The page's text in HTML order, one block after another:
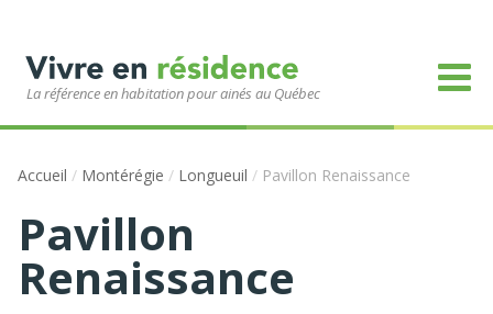
La référence en habitation pour ainés au Québec
Accueil / Montérégie / Longueuil / Pavillon Renaissance
Pavillon
Renaissance